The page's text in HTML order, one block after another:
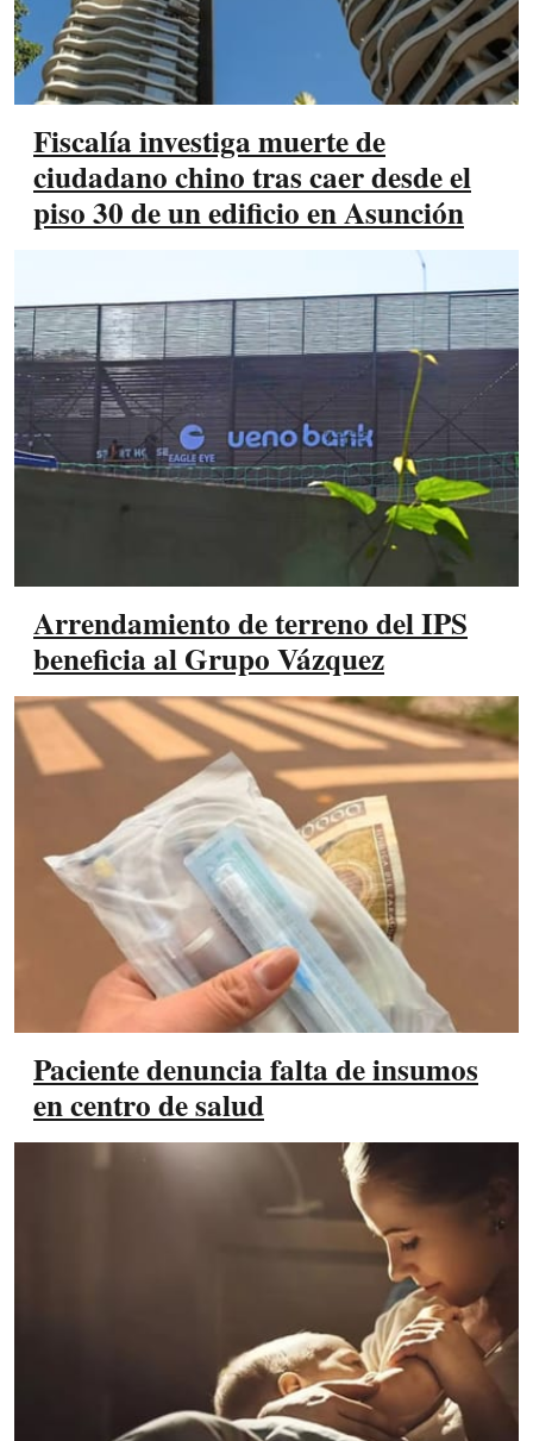
Fiscalía investiga muerte de
ciudadano chino tras caer desde el
piso 30 de un edificio en Asunción
Arrendamiento de terreno del IPS
beneficia al Grupo Vázquez
Paciente denuncia falta de insumos
en centro de salud